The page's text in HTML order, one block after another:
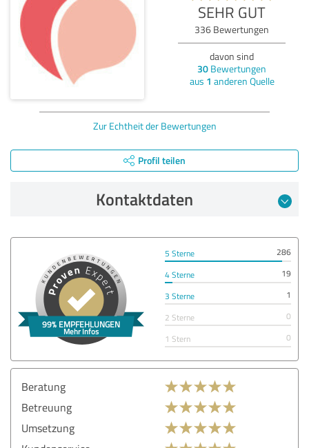
SEHR GUT
336 Bewertungen
davon sind
30 Bewertungen
aus 1 anderen Quelle
Zur Echtheit der Bewertungen
Profil teilen
Kontaktdaten
5 Sterne
286
4 Sterne
19
3 Sterne
1
2 Sterne
0
1 Stern
0
Beratung
Betreuung
Umsetzung